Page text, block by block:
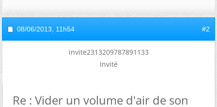
08/06/2013, 11h54 #2
invite2313209787891133
Invité
Re : Vider un volume d'air de son